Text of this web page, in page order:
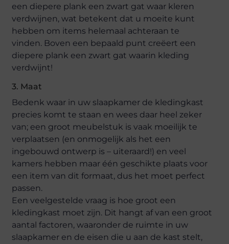
een diepere plank een zwart gat waar kleren
verdwijnen, wat betekent dat u moeite kunt
hebben om items helemaal achteraan te
vinden. Boven een bepaald punt creëert een
diepere plank een zwart gat waarin kleding
verdwijnt!
3. Maat
Bedenk waar in uw slaapkamer de kledingkast
precies komt te staan en wees daar heel zeker
van; een groot meubelstuk is vaak moeilijk te
verplaatsen (en onmogelijk als het een
ingebouwd ontwerp is – uiteraard!) en veel
kamers hebben maar één geschikte plaats voor
een item van dit formaat, dus het moet perfect
passen.
Een veelgestelde vraag is hoe groot een
kledingkast moet zijn. Dit hangt af van een groot
aantal factoren, waaronder de ruimte in uw
slaapkamer en de eisen die u aan de kast stelt,